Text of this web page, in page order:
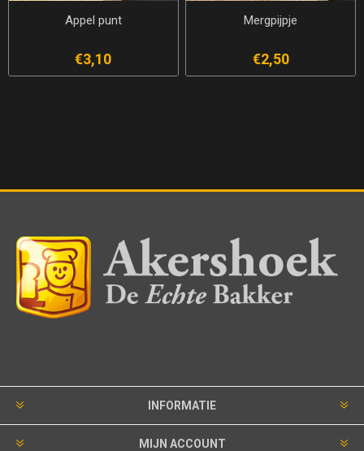
Appel punt
€3,10
Mergpijpje
€2,50
INFORMATIE
MIJN ACCOUNT